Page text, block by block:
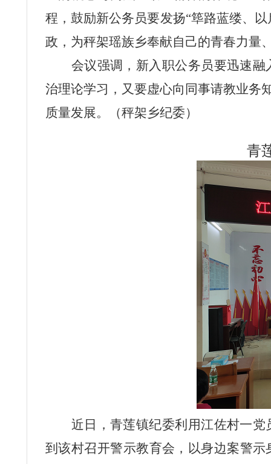
程，鼓励新公务员要发扬“筚路蓝缕、
政，为秤架瑶族乡奉献自己的青春力量
会议强调，新入职公务员要迅速
治理论学习，又要虚心向同事请教业务
质量发展。（秤架乡纪委）
青
近日，青莲镇纪委利用江佐村一
到该村召开警示教育会，以身边案警